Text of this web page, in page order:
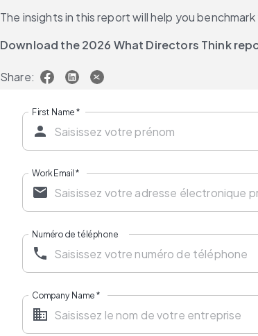
The insights in this report will help you
Download the 2026 What Directors Think
Share:
First Name*
Work Email*
Numéro de téléphone
Company Name*